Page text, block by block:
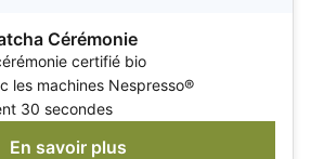
Cérémonie
certifié bio
les machines Nespresso®
30 secondes
En savoir plus